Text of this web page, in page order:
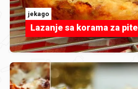
jekago
Lazanje sa korama za pite